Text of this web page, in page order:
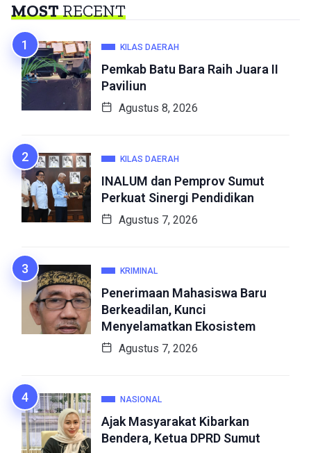
MOSTRECENT
KILAS DAERAH
Pemkab Batu Bara Raih Juara II
Paviliun
Agustus 8, 2026
KILAS DAERAH
INALUM dan Pemprov Sumut
Perkuat Sinergi Pendidikan
Agustus 7, 2026
KRIMINAL
Penerimaan Mahasiswa Baru
Berkeadilan, Kunci
Menyelamatkan Ekosistem
Agustus 7, 2026
NASIONAL
Ajak Masyarakat Kibarkan
Bendera, Ketua DPRD Sumut